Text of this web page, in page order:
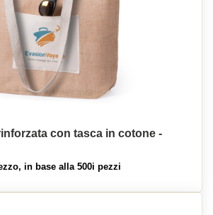
con tasca in cotone -
in base alla 500i pezzi